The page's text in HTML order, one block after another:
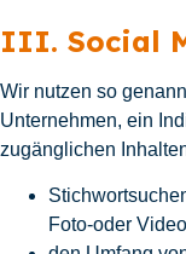
III. Social
Wir nutzen so
Unternehmen, ein
zugänglichen
Foto-oder